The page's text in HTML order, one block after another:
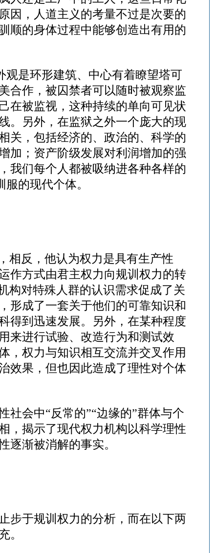
因，人道主义的考量不过是次要的
顺的身体过程中能够创造出有用的
观是环形建筑、中心有着瞭望塔可
合作，被囚禁者可以随时被观察监
在被监视，这种持续的单向可见状
。另外，在监狱之外一个庞大的现
关，包括经济的、政治的、科学的
加；资产阶级发展对利润增加的强
我们每个人都被吸纳进各种各样的
的现代个体。
相反，他认为权力是具有生产性
作方式由君主权力向规训权力的转
构对特殊人群的认识需求促成了关
形成了一套关于他们的可靠知识和
得到迅速发展。另外，在某种程度
来进行试验、改造行为和测试效
，权力与知识相互交流并交叉作用
效果，但也因此造成了理性对个体
社会中“反常的”“边缘的”群体与个
，揭示了现代权力机构以科学理性
逐渐被消解的事实。
步于规训权力的分析，而在以下两
。